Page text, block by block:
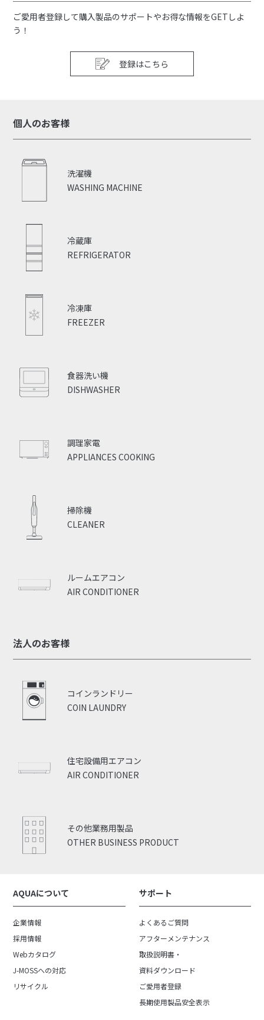
ご愛用者登録して購入製品のサポートやお得な情報をGETしよ
う！
登録はこちら
個人のお客様
WASHING MACHINE
洗濯機
REFRIGERATOR
冷蔵庫
FREEZER
冷凍庫
DISHWASHER
食器洗い機
APPLIANCES COOKING
調理家電
CLEANER
掃除機
AIR CONDITIONER
ルームエアコン
法人のお客様
COIN LAUNDRY
コインランドリー
AIR CONDITIONER
住宅設備用エアコン
OTHER BUSINESS PRODUCT
その他業務用製品
AQUAについて
企業情報
採用情報
Webカタログ
J-MOSSへの対応
リサイクル
サポート
よくあるご質問
アフターメンテナンス
取扱説明書・
資料ダウンロード
ご愛用者登録
長期使用製品安全表示